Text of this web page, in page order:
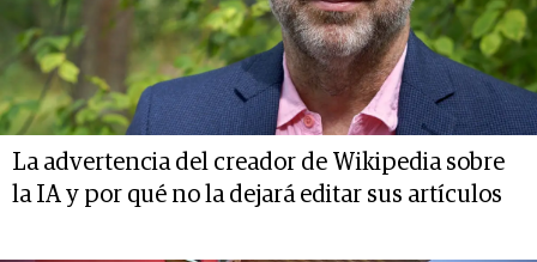
La advertencia del creador de Wikipedia sobre
la IA y por qué no la dejará editar sus artículos